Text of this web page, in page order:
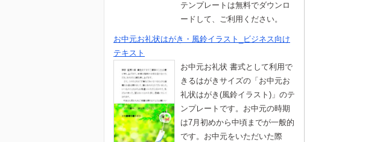
テンプレートは無料でダウンロ
ードして、ご利用ください。
お中元お礼状はがき・風鈴イラスト_ビジネス向け
テキスト
お中元お礼状 書式として利用で
きるはがきサイズの「お中元お
礼状はがき(風鈴イラスト)」のテ
ンプレートです。お中元の時期
は7月初めから中頃までが一般的
です。お中元をいただいた際